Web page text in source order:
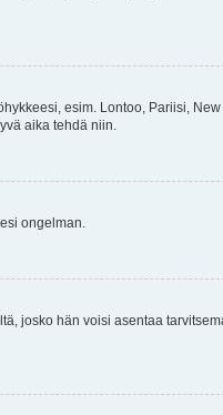
esim. Lontoo, Pariisi,
aika tehdä niin.
ongelman.
josko hän voisi asentaa